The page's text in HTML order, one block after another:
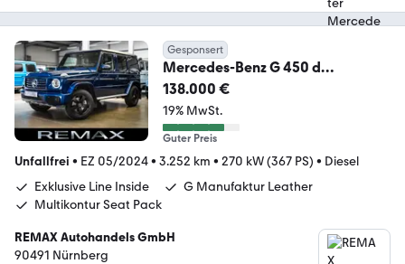
Gesponsert
Mercedes-Benz G 450 d
Professional Line MY 2025 ONLY
3.250km
138.000 €
19% MwSt.
Guter Preis
Unfallfrei • EZ 05/2024• 3.252 km • 270 kW (367 PS) • Diesel
Exklusive Line Inside
G Manufaktur Leather
Multikontur Seat Pack
REMAX Autohandels GmbH
90491 Nürnberg